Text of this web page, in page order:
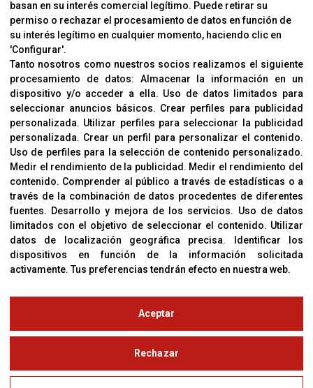
CORVER
Aviso Legal
Sobre Nosotros
Cookies
Política De Privacidad
OFICINAS
C/ Coneixement 5, 08850
CONTACTO
T. (+34) 93 638 38 60
Email: corver@corver.es
© Copyright 2019
basan en su interés comercial legítimo. Puede retirar su
permiso o rechazar el procesamiento de datos en función de
su interés legítimo en cualquier momento, haciendo clic en
'Configurar'.
Tanto nosotros como nuestros socios realizamos el siguiente
procesamiento de datos: Almacenar la información en un
dispositivo y/o acceder a ella. Uso de datos limitados para
seleccionar anuncios básicos. Crear perfiles para publicidad
personalizada. Utilizar perfiles para seleccionar la publicidad
personalizada. Crear un perfil para personalizar el contenido.
Uso de perfiles para la selección de contenido personalizado.
Medir el rendimiento de la publicidad . Medir el rendimiento del
contenido. Comprender al público a través de estadísticas o a
través de la combinación de datos procedentes de diferentes
fuentes. Desarrollo y mejora de los servicios. Uso de datos
limitados con el objetivo de seleccionar el contenido. Utilizar
datos de localización geográfica precisa.
Identificar los
dispositivos en función de la información solicitada
activamente.Tus preferencias tendrán efecto en nuestra web.
Rechazar
Aceptar
Aviso Legal